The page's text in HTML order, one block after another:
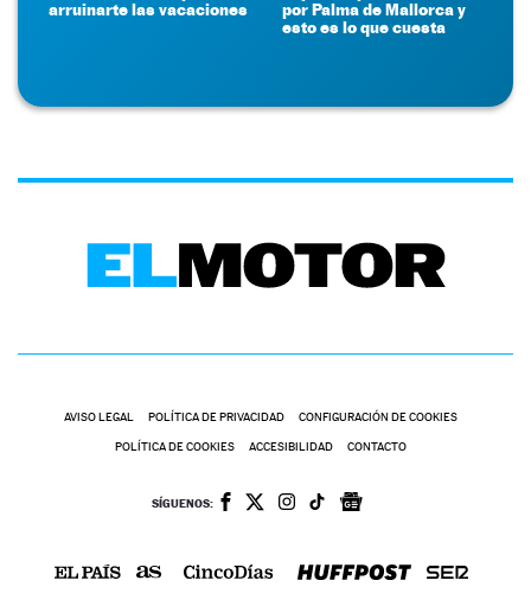
arruinarte las vacaciones
por Palma de Mallorca y
esto es lo que cuesta
AVISO LEGAL POLÍTICA DE PRIVACIDAD CONFIGURACIÓN DE COOKIES
POLÍTICA DE COOKIES ACCESIBILIDAD CONTACTO
SÍGUENOS: